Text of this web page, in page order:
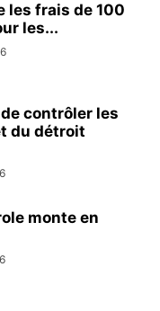
les frais de 100
les...
de contrôler les
du détroit
monte en